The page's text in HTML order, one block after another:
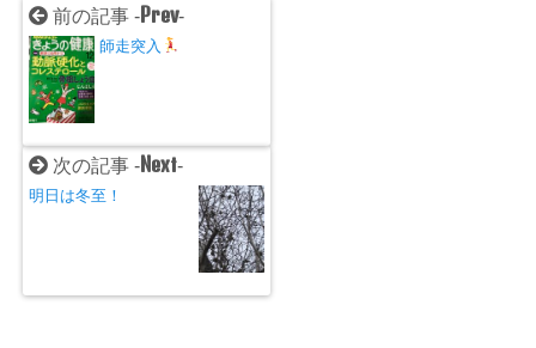
前の記事 -Prev-
師走突入
次の記事 -Next-
明日は冬至！